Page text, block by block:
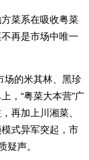
菜系在吸收粤菜
再是市场中唯一
场的米其林、黑珍
，“粤菜大本营”广
再加上川湘菜、
式异军突起，市
疑声。